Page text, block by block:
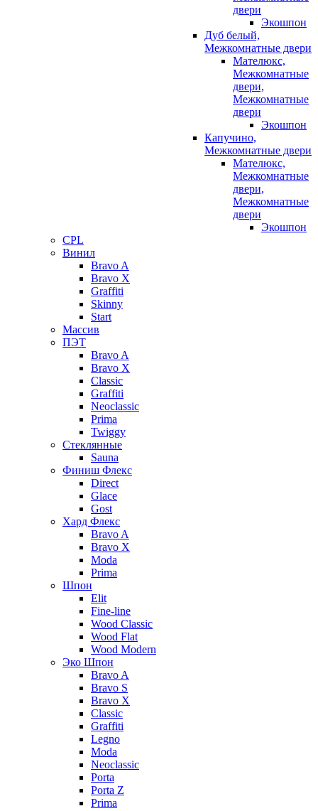
двери
Экошпон
Дуб белый,
Межкомнатные двери
Мателюкс,
Межкомнатные
двери,
Межкомнатные
двери
Экошпон
Капучино,
Межкомнатные двери
Мателюкс,
Межкомнатные
двери,
Межкомнатные
двери
Экошпон
CPL
Винил
Bravo A
Bravo X
Graffiti
Skinny
Start
Массив
ПЭТ
Bravo A
Bravo X
Classic
Graffiti
Neoclassic
Prima
Twiggy
Стеклянные
Sauna
Финиш Флекс
Direct
Glace
Gost
Хард Флекс
Bravo A
Bravo X
Moda
Prima
Шпон
Elit
Fine-line
Wood Classic
Wood Flat
Wood Modern
Эко Шпон
Bravo A
Bravo S
Bravo X
Classic
Graffiti
Legno
Moda
Neoclassic
Porta
Porta Z
Prima